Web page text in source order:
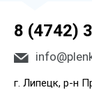
8 (4742)
г. Липецк, р-н